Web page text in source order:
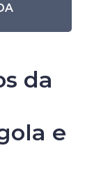
da
e